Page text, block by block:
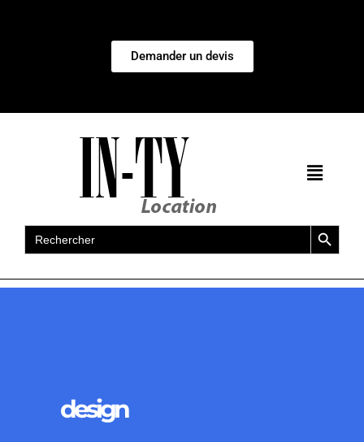
Demander un devis
Search
for:
Search Button
design